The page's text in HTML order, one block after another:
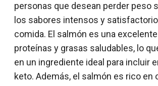
personas que desean perder peso
los sabores intensos y
comida. El salmón es una
proteínas y grasas saludables, lo
en un ingrediente ideal para incluir
keto. Además, el salmón es rico en